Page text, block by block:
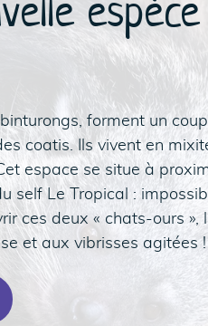
forment un
coatis. Ils vivent en
espace se situe à
self Le Tropical :
ces deux « chats-ours »,
et aux vibrisses agitées !